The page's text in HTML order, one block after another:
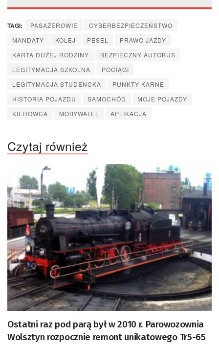
TAGI: PASAŻEROWIE
CYBERBEZPIECZEŃSTWO
MANDATY
KOLEJ PESEL
PRAWO JAZDY
KARTA DUŻEJ RODZINY
BEZPIECZNY AUTOBUS
LEGITYMACJA SZKOLNA
POCIĄGI
LEGITYMACJA STUDENCKA
PUNKTY KARNE
HISTORIA POJAZDU
SAMOCHÓD
MOJE POJAZDY
KIEROWCA
MOBYWATEL APLIKACJA
Czytaj również
Ostatni raz pod parą był w 2010 r. Parowozownia
Wolsztyn rozpocznie remont unikatowego Tr5-65